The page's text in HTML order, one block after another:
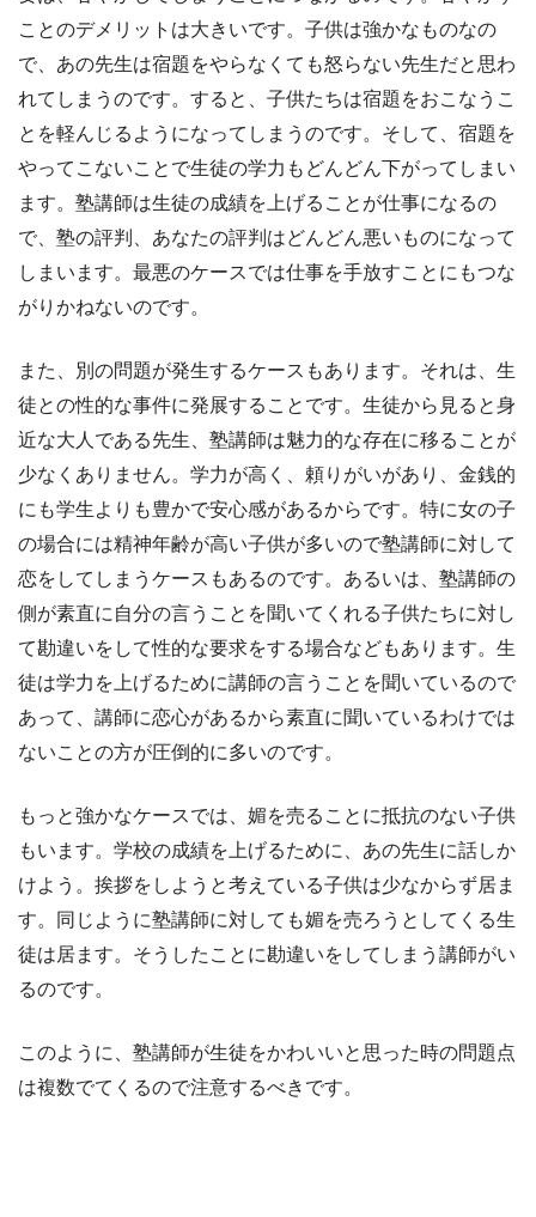
ことのデメリットは大きいです。子供は強かなものなの
で、あの先生は宿題をやらなくても怒らない先生だと思わ
れてしまうのです。すると、子供たちは宿題をおこなうこ
とを軽んじるようになってしまうのです。そして、宿題を
やってこないことで生徒の学力もどんどん下がってしまい
ます。塾講師は生徒の成績を上げることが仕事になるの
で、塾の評判、あなたの評判はどんどん悪いものになって
しまいます。最悪のケースでは仕事を手放すことにもつな
がりかねないのです。
また、別の問題が発生するケースもあります。それは、生
徒との性的な事件に発展することです。生徒から見ると身
近な大人である先生、塾講師は魅力的な存在に移ることが
少なくありません。学力が高く、頼りがいがあり、金銭的
にも学生よりも豊かで安心感があるからです。特に女の子
の場合には精神年齢が高い子供が多いので塾講師に対して
恋をしてしまうケースもあるのです。あるいは、塾講師の
側が素直に自分の言うことを聞いてくれる子供たちに対し
て勘違いをして性的な要求をする場合などもあります。生
徒は学力を上げるために講師の言うことを聞いているので
あって、講師に恋心があるから素直に聞いているわけでは
ないことの方が圧倒的に多いのです。
もっと強かなケースでは、媚を売ることに抵抗のない子供
もいます。学校の成績を上げるために、あの先生に話しか
けよう。挨拶をしようと考えている子供は少なからず居ま
す。同じように塾講師に対しても媚を売ろうとしてくる生
徒は居ます。そうしたことに勘違いをしてしまう講師がい
るのです。
このように、塾講師が生徒をかわいいと思った時の問題点
は複数でてくるので注意するべきです。